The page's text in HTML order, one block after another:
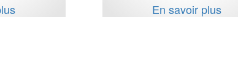
En savoir plus